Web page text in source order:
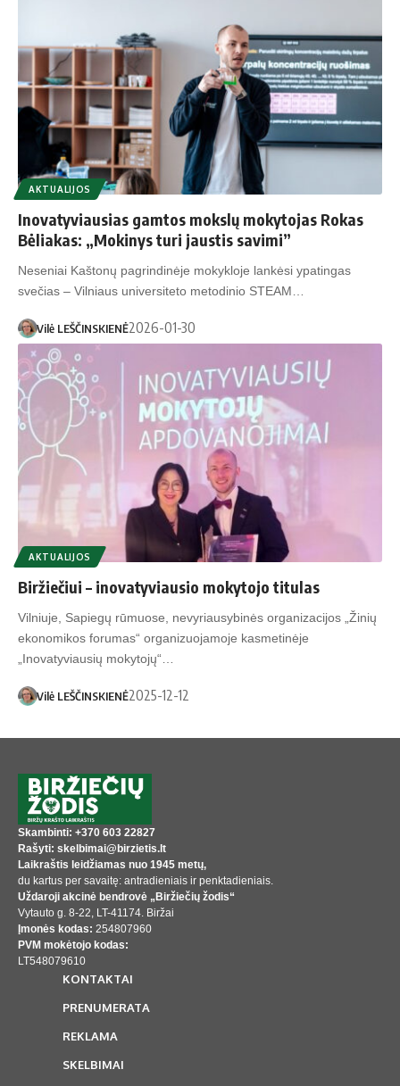
AKTUALIJOS
Inovatyviausias gamtos mokslų mokytojas Rokas
Bėliakas: „Mokinys turi jaustis savimi”
Neseniai Kaštonų pagrindinėje mokykloje lankėsi ypatingas
svečias – Vilniaus universiteto metodinio STEAM…
Vilė LEŠČINSKIENĖ2026-01-30
AKTUALIJOS
Biržiečiui – inovatyviausio mokytojo titulas
Vilniuje, Sapiegų rūmuose, nevyriausybinės organizacijos „Žinių
ekonomikos forumas“ organizuojamoje kasmetinėje
„Inovatyviausių mokytojų“…
Vilė LEŠČINSKIENĖ2025-12-12
Skambinti: +370 603 22827
Rašyti: skelbimai@birzietis.lt
Laikraštis leidžiamas nuo 1945 metų,
du kartus per savaitę: antradieniais ir penktadieniais.
Uždaroji akcinė bendrovė „Biržiečių žodis“
Vytauto g. 8-22, LT-41174. Biržai
Įmonės kodas: 254807960
PVM mokėtojo kodas:
LT548079610
KONTAKTAI
PRENUMERATA
REKLAMA
SKELBIMAI